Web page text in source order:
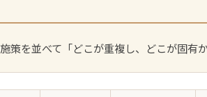
策を並べて「どこが重複し、どこが固有